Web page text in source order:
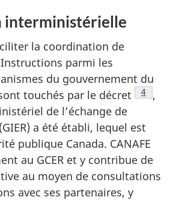
interministérielle
la coordination de
parmi les
du gouvernement du
touchés par le décret
Note
4
,
de l’échange de
a été établi, lequel est
publique Canada. CANAFE
au GCER et y contribue de
au moyen de consultations
avec ses partenaires, y